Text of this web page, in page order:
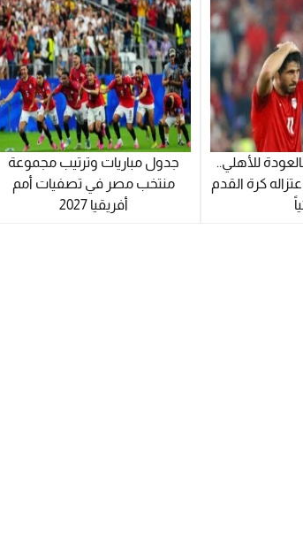
للأهلي..
كرة القدم
جدول مباريات وترتيب مجموعة
منتخب مصر في تصفيات أمم
أفريقيا 2027